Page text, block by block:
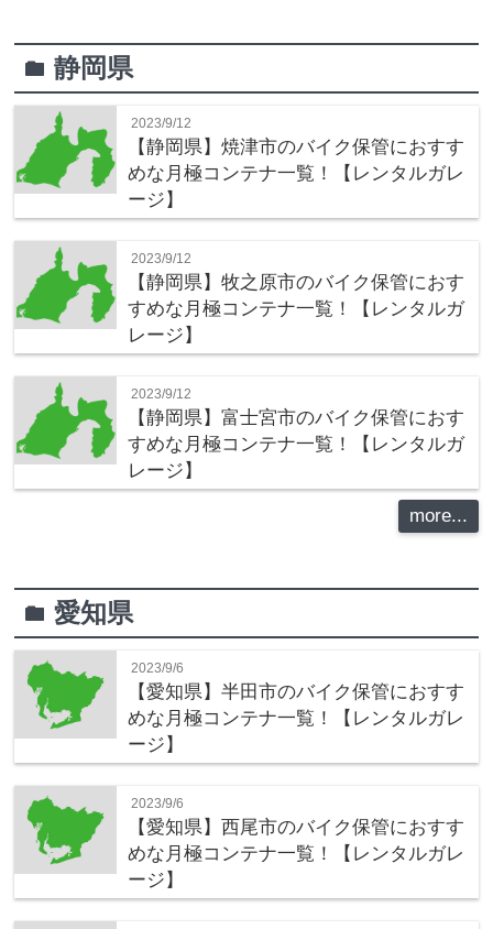
folder静岡県
2023/9/12
【静岡県】焼津市のバイク保管におすす
めな月極コンテナ一覧！【レンタルガレ
ージ】
2023/9/12
【静岡県】牧之原市のバイク保管におす
すめな月極コンテナ一覧！【レンタルガ
レージ】
2023/9/12
【静岡県】富士宮市のバイク保管におす
すめな月極コンテナ一覧！【レンタルガ
レージ】
more...
folder愛知県
2023/9/6
【愛知県】半田市のバイク保管におすす
めな月極コンテナ一覧！【レンタルガレ
ージ】
2023/9/6
【愛知県】西尾市のバイク保管におすす
めな月極コンテナ一覧！【レンタルガレ
ージ】